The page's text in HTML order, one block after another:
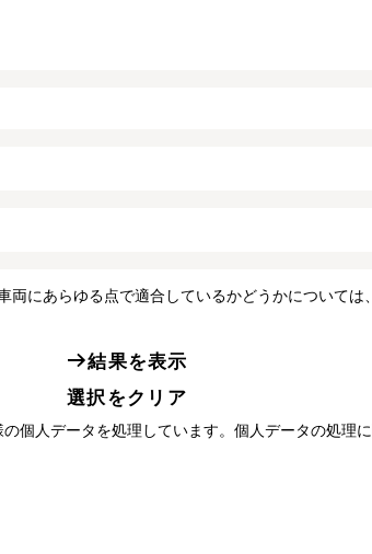
にあらゆる点で適合しているかどうかについては
結果を表示
選択をクリア
個人データを処理しています。個人データの処理